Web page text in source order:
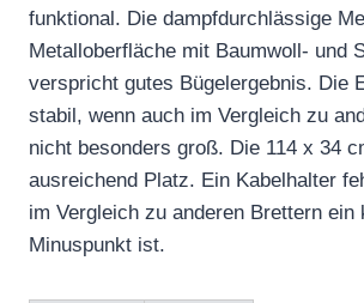
funktional. Die dampfdurchlässige
Metalloberfläche mit Baumwoll- und
verspricht gutes Bügelergebnis. Die
stabil, wenn auch im Vergleich zu
nicht besonders groß. Die 114 x 34
ausreichend Platz. Ein Kabelhalter
im Vergleich zu anderen Brettern ein
Minuspunkt ist.